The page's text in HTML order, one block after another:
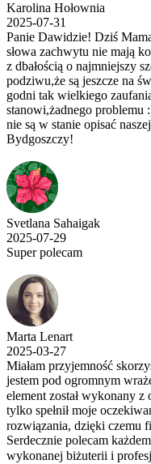
Karolina Hołownia
2025-07-31
Panie Dawidzie! Dziś
słowa zachwytu nie mają
z dbałością o najmniejszy
podziwu,że są jeszcze na
godni tak wielkiego
stanowi,żadnego problemu
nie są w stanie opisać
Bydgoszczy!
Svetlana Sahaigak
2025-07-29
Super polecam
Marta Lenart
2025-03-27
Miałam przyjemność
jestem pod ogromnym
element został wykonany
tylko spełnił moje
rozwiązania, dzięki czemu
Serdecznie polecam
wykonanej biżuterii i